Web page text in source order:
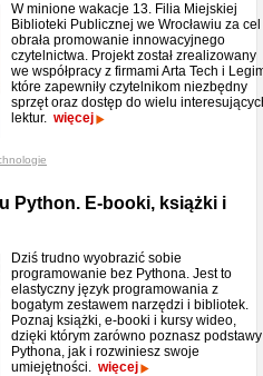
W minione wakacje 13. Filia Miejskiej
Biblioteki Publicznej we Wrocławiu za cel
obrała promowanie innowacyjnego
czytelnictwa. Projekt został zrealizowany
we współpracy z firmami Arta Tech i
które zapewniły czytelnikom niezbędny
sprzęt oraz dostęp do wielu
lektur. więcej
Python. E-booki, książki i
Dziś trudno wyobrazić sobie
programowanie bez Pythona. Jest to
elastyczny język programowania z
bogatym zestawem narzędzi i bibliotek.
Poznaj książki, e-booki i kursy wideo,
dzięki którym zarówno poznasz podstawy
Pythona, jak i rozwiniesz swoje
umiejętności. więcej